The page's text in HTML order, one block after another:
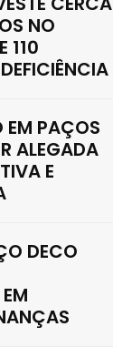
NO
110
EM PAÇOS
ALEGADA
E
DECO